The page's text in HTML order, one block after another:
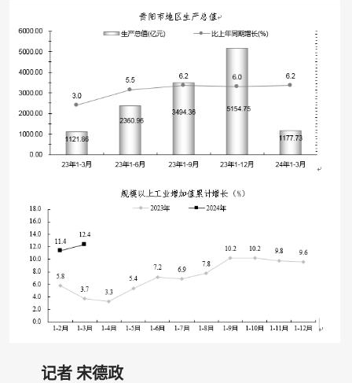
记者 宋德政